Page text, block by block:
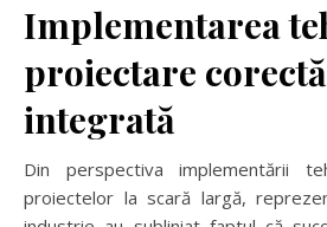
Implementarea
proiectare corect
integrată
Din perspectiva implementării
proiectelor la scară largă,